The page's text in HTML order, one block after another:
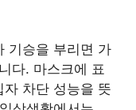
기승을 부리면 가
다. 마스크에 표
자 차단 성능을 뜻